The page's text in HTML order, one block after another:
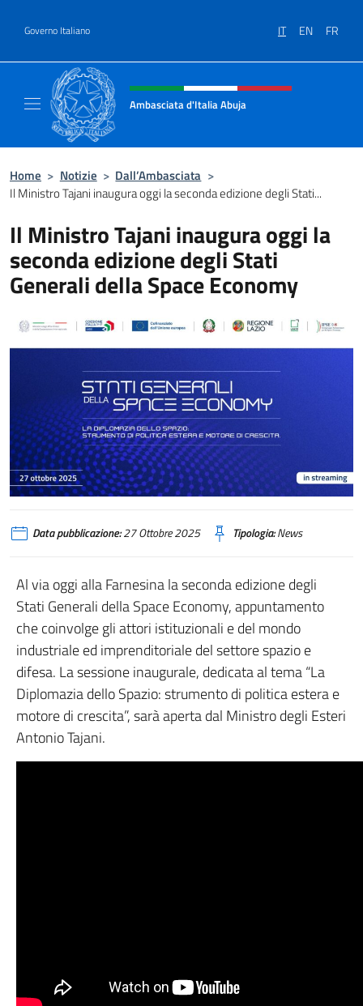
Governo Italiano IT EN FR
Intestazione sito, social e menù
Ambasciata d'Italia Abuja
Home > Notizie > Dall’Ambasciata >
Il Ministro Tajani inaugura oggi la seconda edizione degli Stati...
Il Ministro Tajani inaugura oggi la
seconda edizione degli Stati
Generali della Space Economy
Data pubblicazione:27 Ottobre 2025 Tipologia:News
Al via oggi alla Farnesina la seconda edizione degli
Stati Generali della Space Economy, appuntamento
che coinvolge gli attori istituzionali e del mondo
industriale ed imprenditoriale del settore spazio e
difesa. La sessione inaugurale, dedicata al tema “La
Diplomazia dello Spazio: strumento di politica estera e
motore di crescita”, sarà aperta dal Ministro degli Esteri
Antonio Tajani.